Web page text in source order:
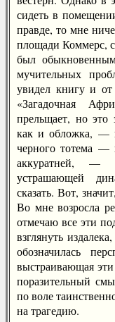
сидеть в
правде, то мне
площади Коммерс,
был
мучительных
увидел книгу и
«Загадочная
прельщает, но это
как и обложка, —
черного тотема —
аккуратней,
устрашающей
сказать. Вот,
Во мне возросла
отмечаю все эти
взглянуть
обозначилась
выстраивающая
поразительный
по воле
на трагедию.